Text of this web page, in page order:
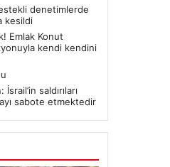
denetimlerde
kesildi
Emlak Konut
kendi kendini
saldırıları
sabote etmektedir